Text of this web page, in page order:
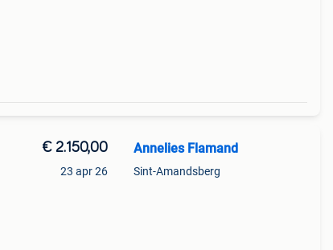
€ 2.150,00
23 apr 26
Annelies Flamand
Sint-Amandsberg